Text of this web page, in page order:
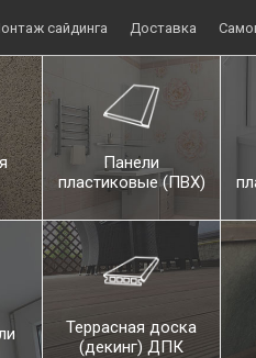
сайдинга Доставка
Панели
пластиковые (ПВХ)
Террасная доска
(декинг) ДПК